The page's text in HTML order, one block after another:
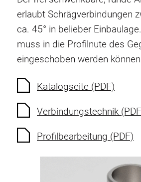
Verdrehsicherungen
Gewindeeinsätze
Rollenelemente
Kabelkanäle
Scharniere und Gelenke
Beschläge
Pneumatik Elemente
erlaubt Schrägverbindungen
ca. 45° in belieber
muss in die Profilnute des
eingeschoben werden
Katalogseite (PDF)
Verbindungstechnik
Profilbearbeitung (PDF)